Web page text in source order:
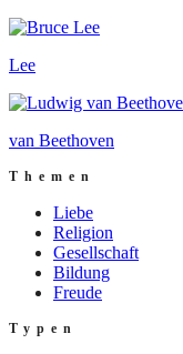
Lee
van Beethoven
Themen
Liebe
Religion
Gesellschaft
Bildung
Freude
Typen